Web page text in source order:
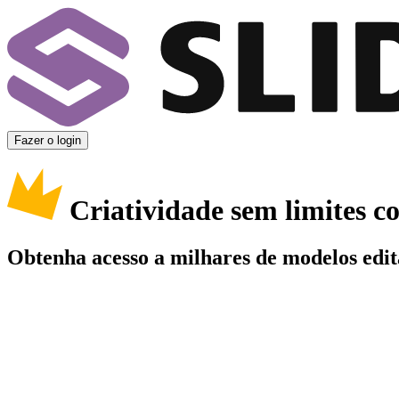
Fazer o login
Criatividade sem limites
Obtenha acesso a milhares de modelos